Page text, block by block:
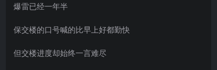
爆雷已经一年半
保交楼的口号喊的比早上好都勤快
但交楼进度却始终一言难尽